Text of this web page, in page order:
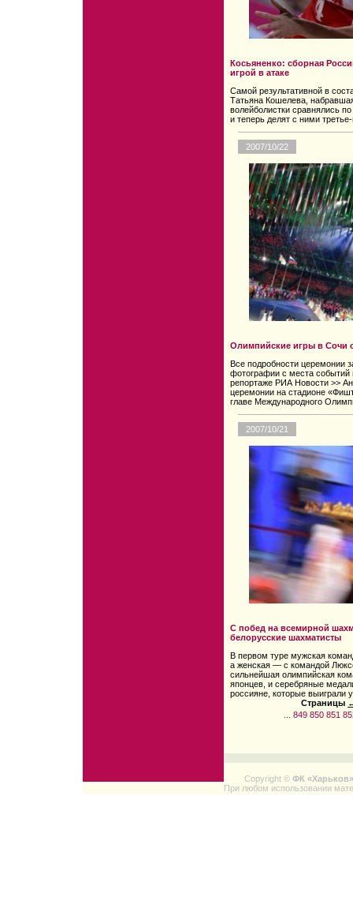
Косьяненко: сборная
игрой в атаке
Самой результативной в
Татьяна Кошелева,
волейболистки сравнялись
и теперь делят с ними
2007/10/22
Олимпийские игры в Сочи
Все подробности церемонии
фотографии с места
репортаже РИА Новости >>
церемонии на стадионе
главе Международного
2007/10/21
С побед на всемирной
белорусские шахматисты
В первом туре мужская
а женская — с командой
сильнейшая олимпийская
японцев, и серебряные
россияне, которые выиграли
Страницы
849 850 851
Copyright © ФК «Харьков»
При любом использовании